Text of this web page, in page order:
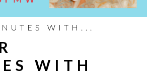
WITH...
WITH